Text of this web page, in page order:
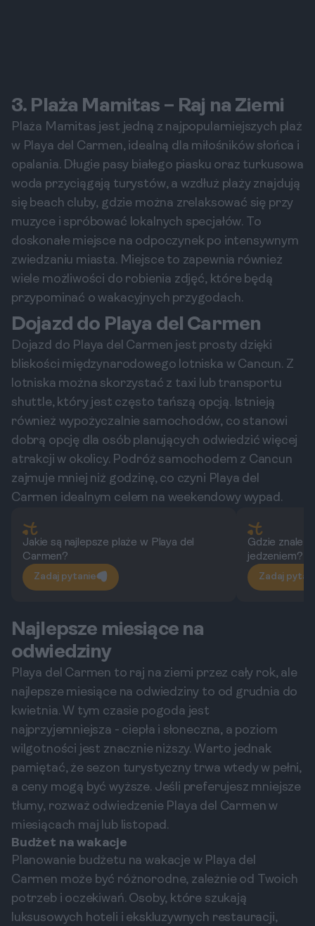
3. Plaża Mamitas – Raj na Ziemi
Plaża Mamitas jest jedną z najpopularniejszych plaż
w Playa del Carmen, idealną dla miłośników słońca i
opalania. Długie pasy białego piasku oraz turkusowa
woda przyciągają turystów, a wzdłuż plaży znajdują
się beach cluby, gdzie można zrelaksować się przy
muzyce i spróbować lokalnych specjałów. To
doskonałe miejsce na odpoczynek po intensywnym
zwiedzaniu miasta. Miejsce to zapewnia również
wiele możliwości do robienia zdjęć, które będą
przypominać o wakacyjnych przygodach.
Dojazd do Playa del Carmen
Dojazd do Playa del Carmen jest prosty dzięki
bliskości międzynarodowego lotniska w Cancun. Z
lotniska można skorzystać z taxi lub transportu
shuttle, który jest często tańszą opcją. Istnieją
również wypożyczalnie samochodów, co stanowi
dobrą opcję dla osób planujących odwiedzić więcej
atrakcji w okolicy. Podróż samochodem z Cancun
zajmuje mniej niż godzinę, co czyni Playa del
Carmen idealnym celem na weekendowy wypad.
Jakie są najlepsze plaże w Playa del
Carmen?
Zadaj pytanie
Gdzie
jedzeniem?
Zadaj
Najlepsze miesiące na
odwiedziny
Playa del Carmen to raj na ziemi przez cały rok, ale
najlepsze miesiące na odwiedziny to od grudnia do
kwietnia. W tym czasie pogoda jest
najprzyjemniejsza - ciepła i słoneczna, a poziom
wilgotności jest znacznie niższy. Warto jednak
pamiętać, że sezon turystyczny trwa wtedy w pełni,
a ceny mogą być wyższe. Jeśli preferujesz mniejsze
tłumy, rozważ odwiedzenie Playa del Carmen w
miesiącach maj lub listopad.
Budżet na wakacje
Planowanie budżetu na wakacje w Playa del
Carmen może być różnorodne, zależnie od Twoich
potrzeb i oczekiwań. Osoby, które szukają
luksusowych hoteli i ekskluzywnych restauracji,